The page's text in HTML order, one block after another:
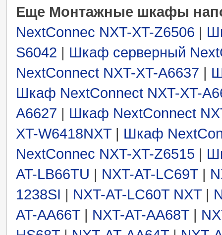
Еще Монтажные шкафы
NextConnec NXT-XT-Z6506 |
S6042 | Шкаф серверный
NextConnect NXT-XT-A6637 |
Шкаф NextConnect NXT-XT-
A6627 | Шкаф NextConnect
XT-W6418NXT | Шкаф
NextConnec NXT-XT-Z6515 |
AT-LB66TU | NXT-AT-LC69T |
1238SI | NXT-AT-LC60T NXT |
AT-AA66T | NXT-AT-AA68T |